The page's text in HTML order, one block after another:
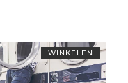
WINKELEN